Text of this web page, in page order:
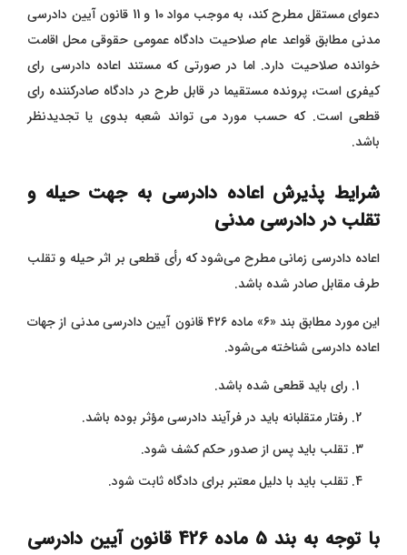
دعوای مستقل مطرح کند، به موجب مواد 10 و 11 قانون آیین دادرسی
مدنی مطابق قواعد عام صلاحیت دادگاه عمومی حقوقی محل اقامت
خوانده صلاحیت دارد. اما در صورتی که مستند اعاده دادرسی رای
کیفری است، پرونده مستقیما در قابل طرح در دادگاه صادرکننده رای
قطعی است. که حسب مورد می تواند شعبه بدوی یا تجدیدنظر
باشد.
شرایط پذیرش اعاده دادرسی به جهت حیله و
تقلب در دادرسی مدنی
اعاده دادرسی زمانی مطرح می‌شود که رأی قطعی بر اثر حیله و تقلب
طرف مقابل صادر شده باشد.
این مورد مطابق بند «۶» ماده ۴۲۶ قانون آیین دادرسی مدنی از جهات
اعاده دادرسی شناخته می‌شود.
رای باید قطعی شده باشد.
رفتار متقلبانه باید در فرآیند دادرسی مؤثر بوده باشد.
تقلب باید پس از صدور حکم کشف شود.
تقلب باید با دلیل معتبر برای دادگاه ثابت شود.
با توجه به بند 5 ماده 426 قانون آیین دادرسی